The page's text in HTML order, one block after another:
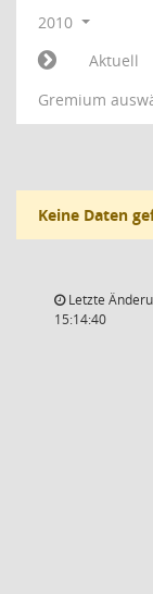
2010
Aktuell
Gremium
Keine Daten
Letzte
15:14:40